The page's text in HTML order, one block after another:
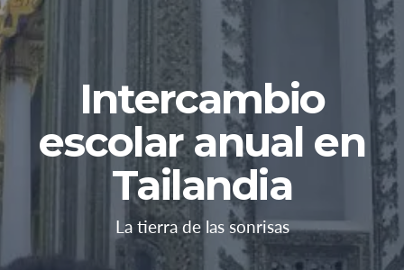
Intercambio
escolar anual en
Tailandia
La tierra de las sonrisas